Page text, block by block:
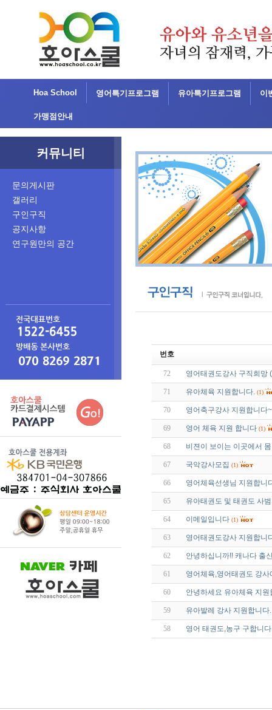
Hoa School 영어특기프로그램 유아특기프로그램 이
가맹점안내
커뮤니티
문의게시판
갤러리
구인구직
공지사항
연구원만의 공간
번호
72 영어태권도강사 구직희망
71 유아체육 지원합니다. (1)
70 영어축구강사 지원합니다~
69 영어 체육 지원 합니다 (1)
68 비젼이 보이는 이곳에서
67 국악강사모집 (1)
66 영어체육선생님 지원합니
65 유아태권도 및 태권도 사
64 이메일입니다 (1)
63 영어태권도강사 지원합니
62 안녕하십니까!! 캐나다 출
61 영어체육,영어태권도 강사
60 안녕하세요 유아체육 지원
59 유아발레 강사 지원합니다.
58 영어 태권도,농구 구합니